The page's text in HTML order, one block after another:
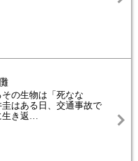
その生物は「死なな
はある日、交通事故で
き返…